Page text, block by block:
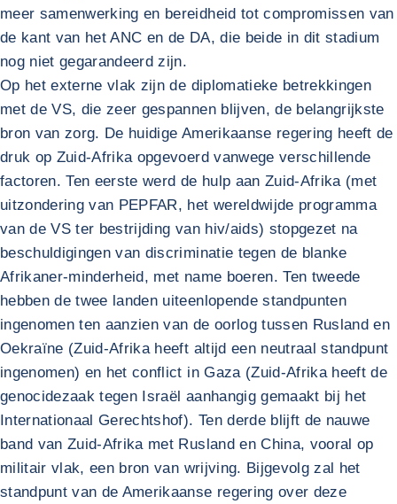
meer samenwerking en bereidheid tot compromissen van
de kant van het ANC en de DA, die beide in dit stadium
nog niet gegarandeerd zijn.
Op het externe vlak zijn de diplomatieke betrekkingen
met de VS, die zeer gespannen blijven, de belangrijkste
bron van zorg. De huidige Amerikaanse regering heeft de
druk op Zuid-Afrika opgevoerd vanwege verschillende
factoren. Ten eerste werd de hulp aan Zuid-Afrika (met
uitzondering van PEPFAR, het wereldwijde programma
van de VS ter bestrijding van hiv/aids) stopgezet na
beschuldigingen van discriminatie tegen de blanke
Afrikaner-minderheid, met name boeren. Ten tweede
hebben de twee landen uiteenlopende standpunten
ingenomen ten aanzien van de oorlog tussen Rusland en
Oekraïne (Zuid-Afrika heeft altijd een neutraal standpunt
ingenomen) en het conflict in Gaza (Zuid-Afrika heeft de
genocidezaak tegen Israël aanhangig gemaakt bij het
Internationaal Gerechtshof). Ten derde blijft de nauwe
band van Zuid-Afrika met Rusland en China, vooral op
militair vlak, een bron van wrijving. Bijgevolg zal het
standpunt van de Amerikaanse regering over deze